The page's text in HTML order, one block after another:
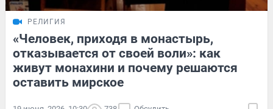
РЕЛИГИЯ
«Человек, приходя в монастырь,
отказывается от своей воли»: как
живут монахини и почему решаются
оставить мирское